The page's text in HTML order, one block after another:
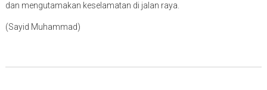
dan mengutamakan keselamatan di jalan raya.
(Sayid Muhammad)